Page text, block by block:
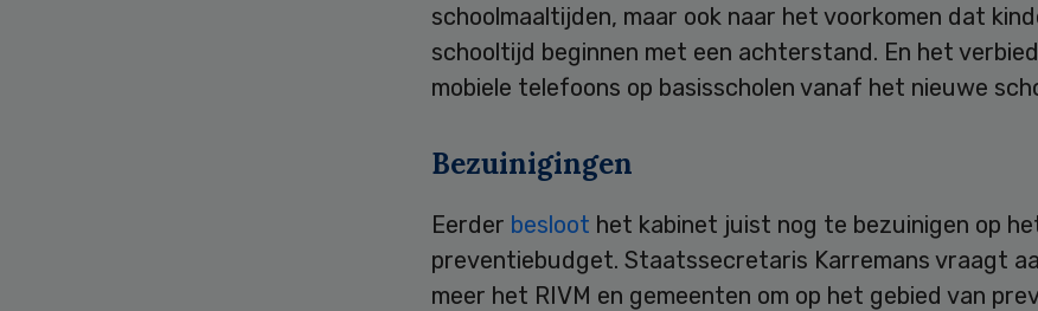
schoolmaaltijden, maar ook naar het voorkomen dat
schooltijd beginnen met een achterstand. En het
mobiele telefoons op basisscholen vanaf het nieuwe
Bezuinigingen
Eerder besloot het kabinet juist nog te bezuinigen op
preventiebudget. Staatssecretaris Karremans vraagt
meer het RIVM en gemeenten om op het gebied van